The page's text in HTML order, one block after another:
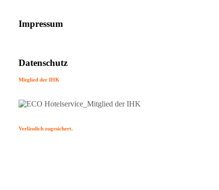
Impressum
Datenschutz
Mitglied der IHK
Verlässlich zugesichert.